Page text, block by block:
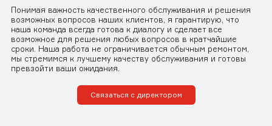
Понимая важность качественного обслуживания и решения
возможных вопросов наших клиентов, я гарантирую, что
наша команда всегда готова к диалогу и сделает все
возможное для решения любых вопросов в кратчайшие
сроки. Наша работа не ограничивается обычным ремонтом,
мы стремимся к лучшему качеству обслуживания и готовы
превзойти ваши ожидания.
Связаться с директором